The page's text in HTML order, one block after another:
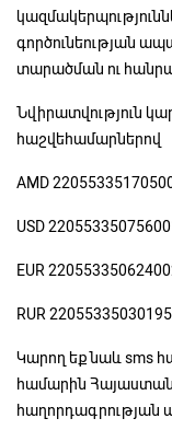
գործունեության
տարածման ու
Նվիրատվություն
հաշվեհամարներով
AMD
USD
EUR
RUR
Կարող եք նաև sms
համարին
հաղորդագրության